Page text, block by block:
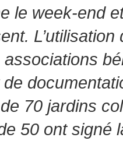
le week-end
de
70 jardins
50 ont signé